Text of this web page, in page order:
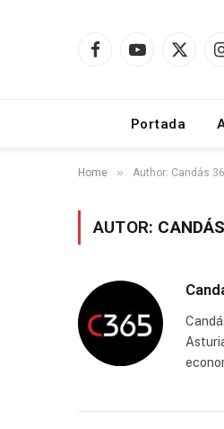
FacebookYouTube
X
Portada
Home » Author: Candás
AUTOR: